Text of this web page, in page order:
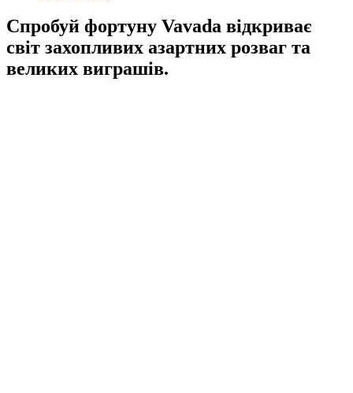
Спробуй фортуну Vavada відкриває
світ захопливих азартних розваг та
великих виграшів.